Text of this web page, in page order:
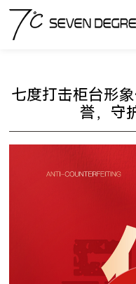
七度打击柜台形
誉，守